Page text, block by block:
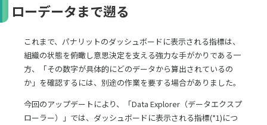
ローデータまで遡る
これまで、パナリットのダッシュボードに表示される指標は、
組織の状態を俯瞰し意思決定を支える強力な手がかりである一
方、「その数字が具体的にどのデータから算出されているの
か」を確認するには、別途の作業を要する場合がありました。
今回のアップデートにより、「Data Explorer（データエクスプ
ローラー）」では、ダッシュボードに表示される指標(*1)につ